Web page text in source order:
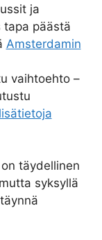
ja
tapa päästä
Amsterdamin
vaihtoehto –
täydellinen
syksyllä